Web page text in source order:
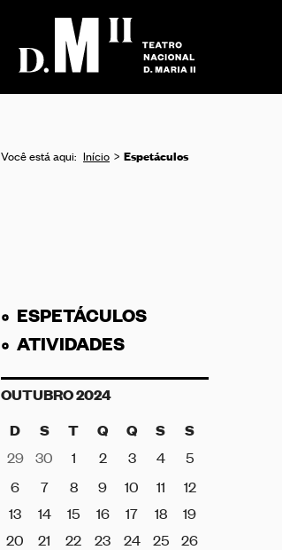
Você está aqui: Início Espetáculos
ESPETÁCULOS
ATIVIDADES
OUTUBRO 2024
D
S T Q Q S S
29 30 1 2 3 4
5
6
7 8 9 10 11
12
13
14 15 16 17 18
19
20
21 22 23 24 25
26